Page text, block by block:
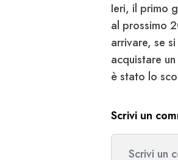
Ieri, il primo
al prossimo
arrivare, se
acquistare
è stato lo
Scrivi un